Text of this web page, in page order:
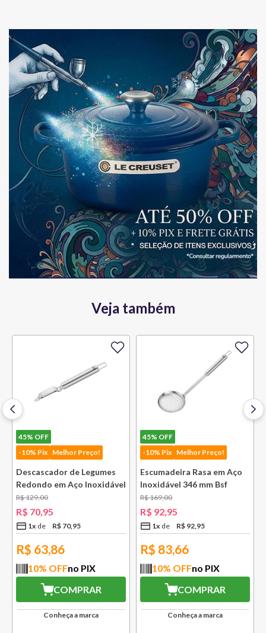
Veja também
45% OFF
-10% Pix Melhor Preço!
Descascador de Legumes
Redondo em Aço Inoxidável
131 mm Bsf
R$129,00
R$ 70,95
1x R$ 70,95
R$ 63,86
10% OFFno PIX
COMPRAR
Conheça a marca
45% OFF
-10% Pix Melhor Preço!
Escumadeira Rasa em Aço
Inoxidável 346 mm Bsf
R$169,00
R$ 92,95
1x R$ 92,95
R$ 83,66
10% OFFno PIX
COMPRAR
Conheça a marca